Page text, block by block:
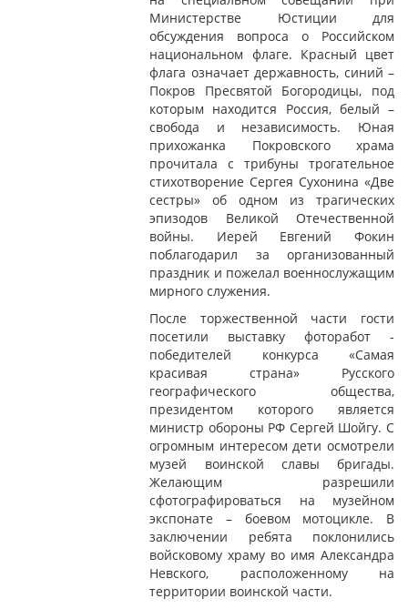
Министерстве Юстиции для
обсуждения вопроса о Российском
национальном флаге. Красный цвет
флага означает державность, синий –
Покров Пресвятой Богородицы, под
которым находится Россия, белый –
свобода и независимость. Юная
прихожанка Покровского храма
прочитала с трибуны трогательное
стихотворение Сергея Сухонина «Две
сестры» об одном из трагических
эпизодов Великой Отечественной
войны. Иерей Евгений Фокин
поблагодарил за организованный
праздник и пожелал военнослужащим
мирного служения.
После торжественной части гости
посетили выставку фоторабот -
победителей конкурса «Самая
красивая страна» Русского
географического общества,
президентом которого является
министр обороны РФ Сергей Шойгу. С
огромным интересом дети осмотрели
музей воинской славы бригады.
Желающим разрешили
сфотографироваться на музейном
экспонате – боевом мотоцикле. В
заключении ребята поклонились
войсковому храму во имя Александра
Невского, расположенному на
территории воинской части.